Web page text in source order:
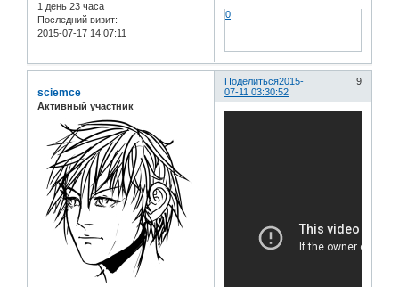
1 день 23 часа
Последний визит:
2015-07-17 14:07:11
0
Поделиться 9
2015-
07-11 03:30:52
sciemce
Активный участник